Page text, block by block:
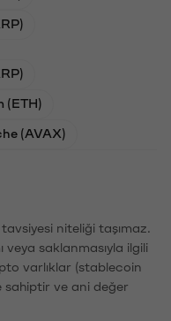
(ETH)
(AVAX)
niteliği taşımaz.
veya saklanmasıyla ilgili
varlıklar (stablecoin
sahiptir ve ani değer